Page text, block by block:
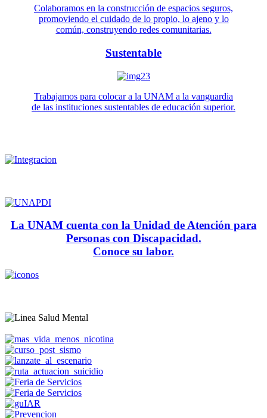
Colaboramos en la construcción de espacios seguros,
promoviendo el cuidado de lo propio, lo ajeno y lo
común, construyendo redes comunitarias.
Sustentable
Trabajamos para colocar a la UNAM a la vanguardia
de las instituciones sustentables de educación superior.
La UNAM cuenta con la Unidad de Atención para
Personas con Discapacidad.
Conoce su labor.